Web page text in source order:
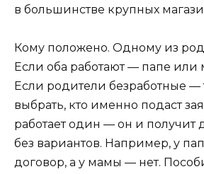
в большинстве крупных
Кому положено. Одному из
Если оба работают — папе или
Если родители безработные
выбрать, кто именно подаст
работает один — он и получит
без вариантов. Например, у
договор, а у мамы — нет.